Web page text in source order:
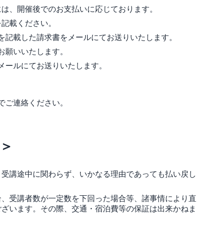
、開催後でのお支払いに応じております。
載ください。
載した請求書をメールにてお送りいたします。
いいたします。
ルにてお送りいたします。
連絡ください。
講途中に関わらず、いかなる理由であっても払い戻し
受講者数が一定数を下回った場合等、諸事情により直
います。その際、交通・宿泊費等の保証は出来かねま